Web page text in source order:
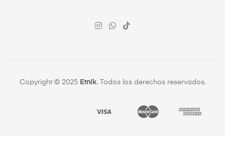
Copyright © 2025 Etnik. Todos los derechos reservados.